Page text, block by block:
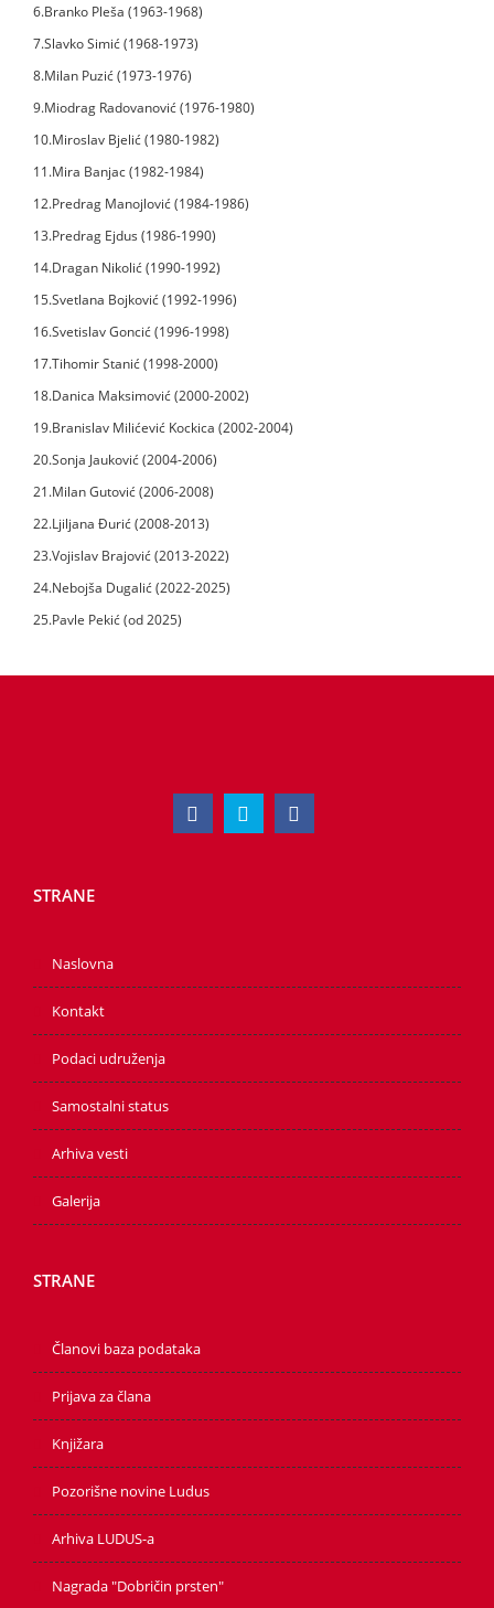
6.Branko Pleša (1963-1968)
7.Slavko Simić (1968-1973)
8.Milan Puzić (1973-1976)
9.Miodrag Radovanović (1976-1980)
10.Miroslav Bjelić (1980-1982)
11.Mira Banjac (1982-1984)
12.Predrag Manojlović (1984-1986)
13.Predrag Ejdus (1986-1990)
14.Dragan Nikolić (1990-1992)
15.Svetlana Bojković (1992-1996)
16.Svetislav Goncić (1996-1998)
17.Tihomir Stanić (1998-2000)
18.Danica Maksimović (2000-2002)
19.Branislav Milićević Kockica (2002-2004)
20.Sonja Jauković (2004-2006)
21.Milan Gutović (2006-2008)
22.Ljiljana Đurić (2008-2013)
23.Vojislav Brajović (2013-2022)
24.Nebojša Dugalić (2022-2025)
25.Pavle Pekić (od 2025)
STRANE
Naslovna
Kontakt
Podaci udruženja
Samostalni status
Arhiva vesti
Galerija
STRANE
Članovi baza podataka
Prijava za člana
Knjižara
Pozorišne novine Ludus
Arhiva LUDUS-a
Nagrada "Dobričin prsten"